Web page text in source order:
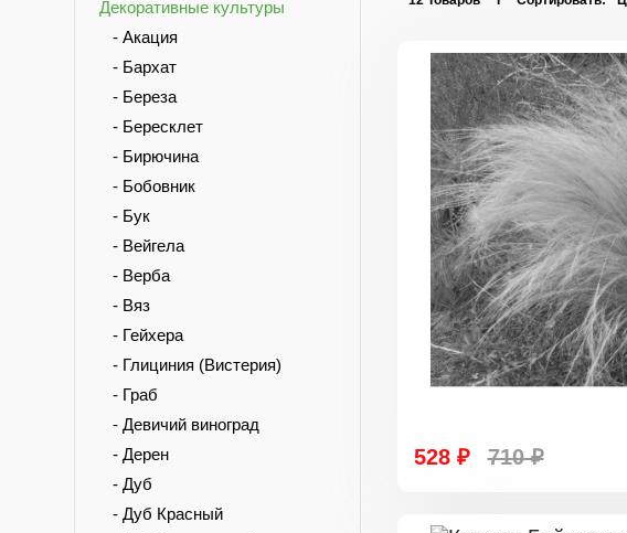
Декоративные культуры
- Акация
- Бархат
- Береза
- Бересклет
- Бирючина
- Бобовник
- Бук
- Вейгела
- Верба
- Вяз
- Гейхера
- Глициния (Вистерия)
- Граб
- Девичий виноград
- Дерен
- Дуб
- Дуб Красный
528 ₽ 710 ₽